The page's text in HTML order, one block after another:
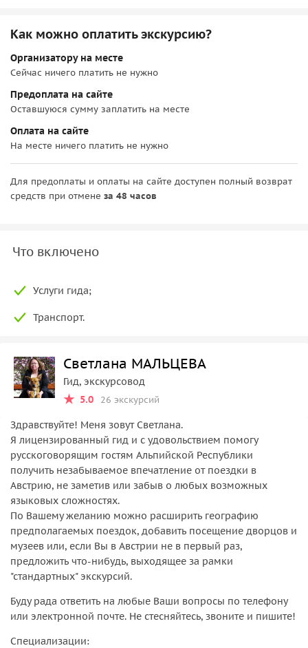
Как можно оплатить экскурсию?
Организатору на месте
Сейчас ничего платить не нужно
Предоплата на сайте
Оставшуюся сумму заплатить на месте
Оплата на сайте
На месте ничего платить не нужно
Для предоплаты и оплаты на сайте доступен полный возврат
средств при отмене за 48 часов
Что включено
Услуги гида;
Транспорт.
Светлана МАЛЬЦЕВА
Гид, экскурсовод
5.0
26 экскурсий
Здравствуйте! Меня зовут Светлана.
Я лицензированный гид и с удовольствием помогу
русскоговорящим гостям Альпийской Республики
получить незабываемое впечатление от поездки в
Австрию, не заметив или забыв о любых возможных
языковых сложностях.
По Вашему желанию можно расширить географию
предполагаемых поездок, добавить посещение дворцов и
музеев или, если Вы в Австрии не в первый раз,
предложить что-нибудь, выходящее за рамки
"стандартных" экскурсий.
Буду рада ответить на любые Ваши вопросы по телефону
или электронной почте. Не стесняйтесь, звоните и пишите!
Специализации: